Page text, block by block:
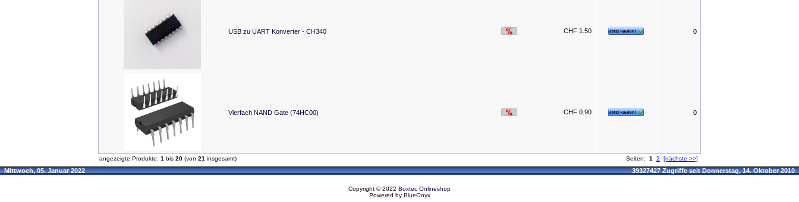
USB zu UART Konverter - CH340 CHF 1.50 0
Vierfach NAND Gate (74HC00) CHF 0.90 0
angezeigte Produkte: 1 bis 20 (von 21 insgesamt) Seiten: 1 2 [nächste >>]
Mittwoch, 05. Januar 2022 39327427 Zugriffe seit Donnerstag, 14. Oktober 2010
Copyright © 2022 Boxtec Onlineshop
Powered by BlueOnyx